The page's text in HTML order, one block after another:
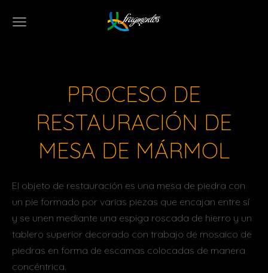
PROCESO DE
RESTAURACIÓN DE
MESA DE MÁRMOL
El objeto de restauración es una mesa de piedra con
un pie formado por varias piezas que encajan entre sí
y se unen mediante una espiga roscada de hierro y un
tablero superior decorado con trabajo de mosaico de
piedras en forma de escamas colocadas de manera
concéntrica.